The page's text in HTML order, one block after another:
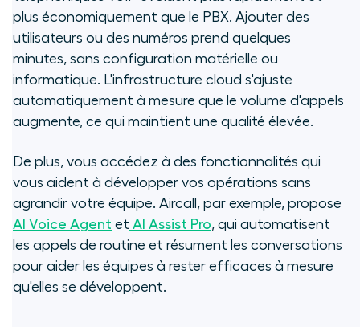
plus économiquement que le PBX. Ajouter des
utilisateurs ou des numéros prend quelques
minutes, sans configuration matérielle ou
informatique. L'infrastructure cloud s'ajuste
automatiquement à mesure que le volume d'appels
augmente, ce qui maintient une qualité élevée.
De plus, vous accédez à des fonctionnalités qui
vous aident à développer vos opérations sans
agrandir votre équipe. Aircall, par exemple, propose
AI Voice Agent et AI Assist Pro, qui automatisent
les appels de routine et résument les conversations
pour aider les équipes à rester efficaces à mesure
qu'elles se développent.